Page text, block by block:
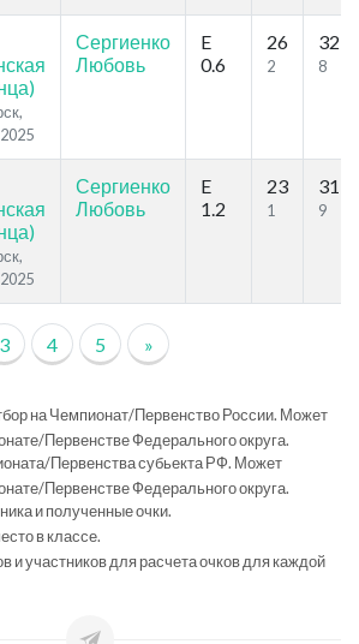
Сергиенко
Любовь
E
0.6
26
2
32
8
Сергиенко
Любовь
E
1.2
23
1
31
9
3 4 5 »
на Чемпионат/Первенство России. Может
Первенстве Федерального округа.
Первенства субьекта РФ. Может
Первенстве Федерального округа.
и полученные очки.
в классе.
и участников для расчета очков для каждой